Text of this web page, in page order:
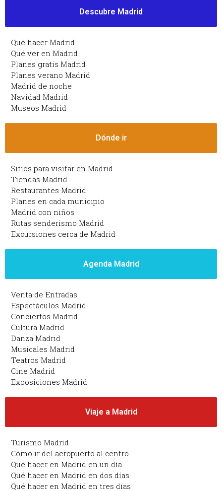
Descubre Madrid
Qué hacer Madrid
Qué ver en Madrid
Planes gratis Madrid
Planes verano Madrid
Madrid de noche
Navidad Madrid
Museos Madrid
Dónde ir
Sitios para visitar en Madrid
Tiendas Madrid
Restaurantes Madrid
Planes en cada municipio
Madrid con niños
Rutas senderismo Madrid
Excursiones cerca de Madrid
Agenda Madrid
Venta de Entradas
Espectáculos Madrid
Conciertos Madrid
Cultura Madrid
Danza Madrid
Musicales Madrid
Teatros Madrid
Cine Madrid
Exposiciones Madrid
Viaje a Madrid
Turismo Madrid
Cómo ir del aeropuerto al centro
Qué hacer en Madrid en un día
Qué hacer en Madrid en dos días
Qué hacer en Madrid en tres días